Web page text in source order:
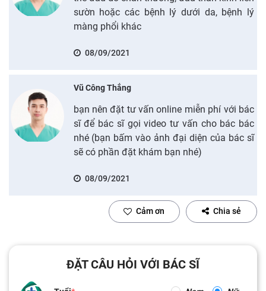
sườn hoặc các bệnh lý dưới da, bệnh lý
màng phổi khác
08/09/2021
Vũ Công Thắng
bạn nên đặt tư vấn online miễn phí với bác
sĩ để bác sĩ gọi video tư vấn cho bác bác
nhé (bạn bấm vào ảnh đại diện của bác sĩ
sẽ có phần đặt khám bạn nhé)
08/09/2021
Cảm ơn Chia sẻ
ĐẶT CÂU HỎI VỚI BÁC SĨ